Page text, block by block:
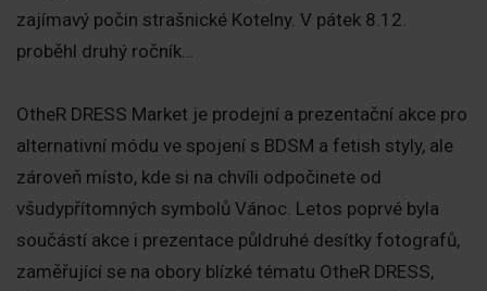
zajímavý počin strašnické Kotelny. V pátek 8.12.
proběhl druhý ročník…
OtheR DRESS Market je prodejní a prezentační akce pro
alternativní módu ve spojení s BDSM a fetish styly, ale
zároveň místo, kde si na chvíli odpočinete od
všudypřítomných symbolů Vánoc. Letos poprvé byla
součástí akce i prezentace půldruhé desítky fotografů,
zaměřující se na obory blízké tématu OtheR DRESS,